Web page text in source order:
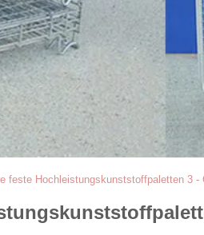
feste Hochleistungskunststoffpaletten 3 -